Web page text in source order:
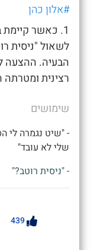
#אלון כהן
1. כאשר קיימת
לשאול "ניסית
הבעיה. ההצעה
רצינית ומטרתה
שימושים
- "שיט נגמרה לי
שלי לא עובד"
- "ניסית רוטב?"
439